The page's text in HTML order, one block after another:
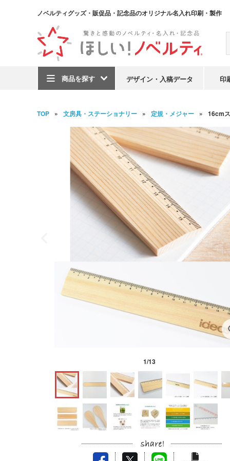
ノベルティグッズ・販促品・記念品のオリジナル名入れ印刷・製作
商品を探す デザイン・入稿データ 印
TOP 文房具・ステーショナリー 定規・メジャー 16cm
1/13